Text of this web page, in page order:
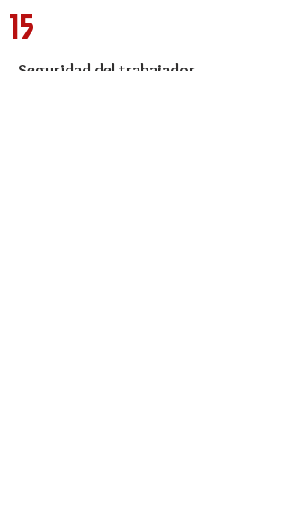
15
Seguridad del trabajador